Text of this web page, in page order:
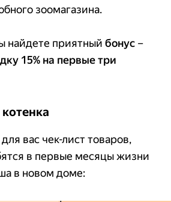
зоомагазина.
найдете приятный бонус –
15% на первые три
вас чек-лист товаров,
в первые месяцы жизни
в новом доме: